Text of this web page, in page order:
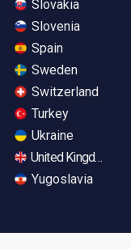
Slovakia
Slovenia
Spain
Sweden
Switzerland
Turkey
Ukraine
United Kingdom
Yugoslavia